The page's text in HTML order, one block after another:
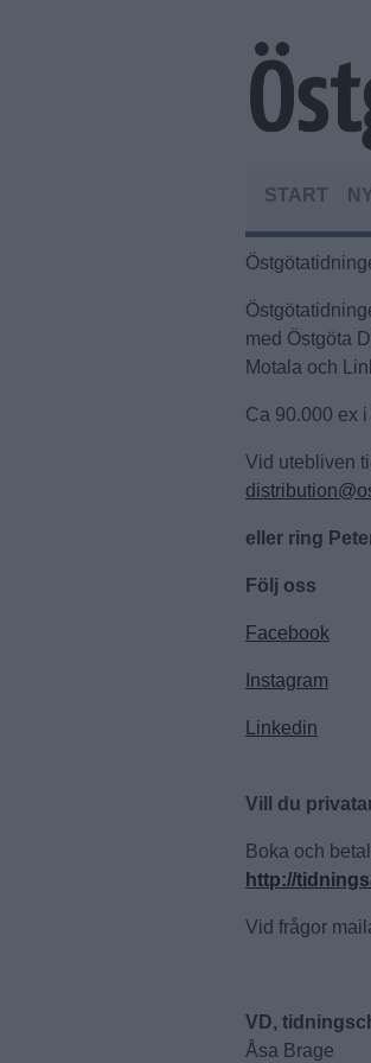
START
med Östgöta
Motala och
Ca 90.000 ex
Vid utebliven
eller ring
Följ oss
Facebook
Instagram
Linkedin
Vill du
Boka och
http://
Vid frågor
VD,
Åsa Brage